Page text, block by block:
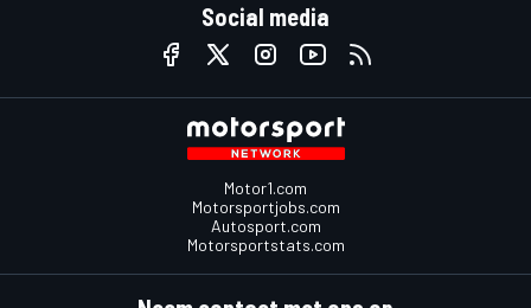
Social media
Motor1.com
Motorsportjobs.com
Autosport.com
Motorsportstats.com